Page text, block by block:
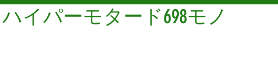
PICK UP BIKES ホームカミング Enjoy Bike
イパーモタード698モノ